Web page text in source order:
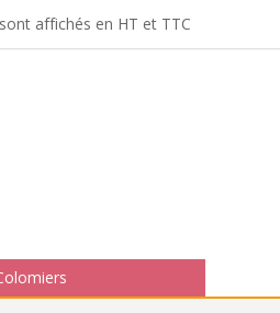
affichés en HT et TTC